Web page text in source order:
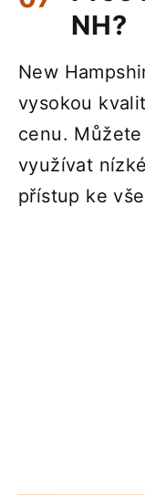
NH?
New
vysokou
cenu.
využívat
přístup ke